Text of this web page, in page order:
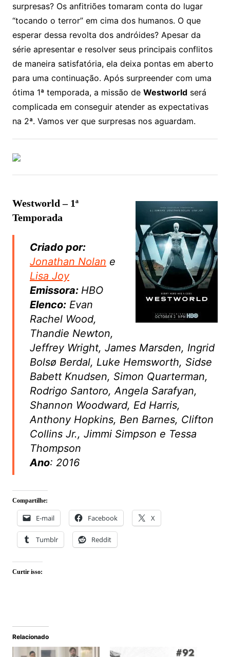
surpresas? Os anfitriões tomaram conta do lugar
“tocando o terror” em cima dos humanos. O que
esperar dessa revolta dos andróides? Apesar da
série apresentar e resolver seus principais conflitos
de maneira satisfatória, ela deixa pontas em aberto
para uma continuação. Após surpreender com uma
ótima 1ª temporada, a missão de Westworldserá
complicada em conseguir atender as expectativas
na 2ª. Vamos ver que surpresas nos aguardam.
Westworld – 1ª
Temporada
Criado por:
Jonathan Nolan e
Lisa Joy
Emissora: HBO
Elenco:Evan
Rachel Wood,
Thandie Newton,
Jeffrey Wright, James Marsden, Ingrid
Bolsø Berdal, Luke Hemsworth, Sidse
Babett Knudsen, Simon Quarterman,
Rodrigo Santoro, Angela Sarafyan,
Shannon Woodward, Ed Harris,
Anthony Hopkins, Ben Barnes, Clifton
Collins Jr., Jimmi Simpson e Tessa
Thompson
Ano: 2016
Compartilhe:
E-mail Facebook X
Tumblr Reddit
Curtir isso:
Relacionado